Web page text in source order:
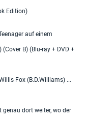
Edition)
auf einem
B) (Blu-ray + DVD +
Fox (B.D.Williams) ...
dort weiter, wo der